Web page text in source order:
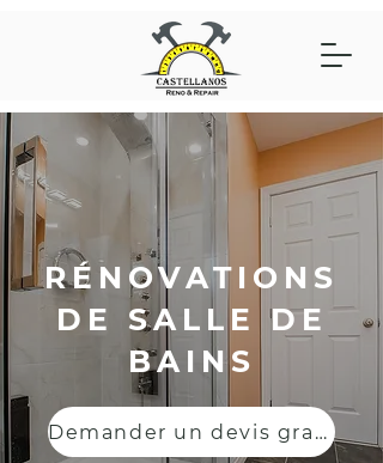
RÉNOVATIONS
DE SALLE DE
BAINS
Demander un devis gratuit